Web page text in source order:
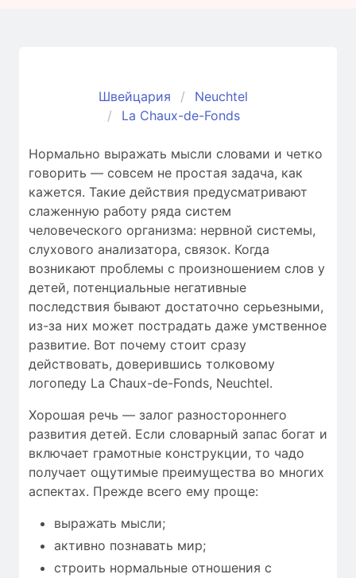
Швейцария
Neuchtel
La Chaux-de-Fonds
Нормально выражать мысли словами и четко
говорить — совсем не простая задача, как
кажется. Такие действия предусматривают
слаженную работу ряда систем
человеческого организма: нервной системы,
слухового анализатора, связок. Когда
возникают проблемы c произношением слов у
детей, потенциальные негативные
последствия бывают достаточно серьезными,
из-за них может пострадать даже умственное
развитие. Вот почему стоит сразу
действовать, доверившись толковому
логопеду La Chaux-de-Fonds, Neuchtel.
Хорошая речь — залог разностороннего
развития детей. Если словарный запас богат и
включает грамотные конструкции, то чадо
получает ощутимые преимущества во многих
аспектах. Прежде всего ему проще:
выражать мысли;
активно познавать мир;
строить нормальные отношения с